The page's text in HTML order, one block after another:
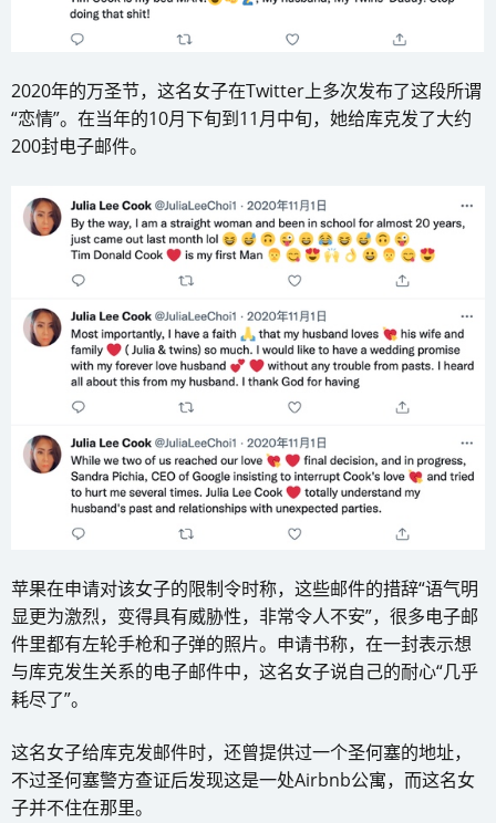
2020年的万圣节，这名女子在Twitter上多次发布了这段所谓
“恋情”。在当年的10月下旬到11月中旬，她给库克发了大约
200封电子邮件。
苹果在申请对该女子的限制令时称，这些邮件的措辞“语气明
显更为激烈，变得具有威胁性，非常令人不安”，很多电子邮
件里都有左轮手枪和子弹的照片。申请书称，在一封表示想
与库克发生关系的电子邮件中，这名女子说自己的耐心“几乎
耗尽了”。
这名女子给库克发邮件时，还曾提供过一个圣何塞的地址，
不过圣何塞警方查证后发现这是一处Airbnb公寓，而这名女
子并不住在那里。